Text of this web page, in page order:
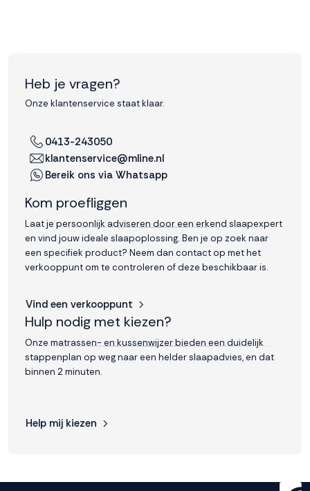
policy. Door te
accepteren geef je
toestemming voor
cookies. Kies je voor
Weigeren? Dan
plaatsen we alleen
functionele en
analytische cookies.
Accepteren
Heb je vragen?
Onze klantenservice staat klaar.
0413-243050
klantenservice@mline.nl
Bereik ons via Whatsapp
Kom proefliggen
Laat je persoonlijk adviseren door een erkend slaapexpert
en vind jouw ideale slaapoplossing. Ben je op zoek naar
een specifiek product? Neem dan contact op met het
verkooppunt om te controleren of deze beschikbaar is.
Vind een verkooppunt
Hulp nodig met kiezen?
Onze matrassen- en kussenwijzer bieden een duidelijk
stappenplan op weg naar een helder slaapadvies, en dat
binnen 2 minuten.
Help mij kiezen